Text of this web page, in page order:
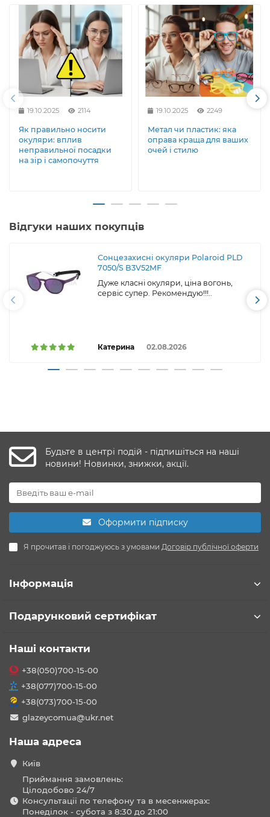
19.10.2025 2114
Як правильно носити
окуляри: вплив
неправильної посадки
на зір і самопочуття
19.10.2025 2249
Метал чи пластик: яка
оправа краща для ваших
очей і стилю
Відгуки наших покупців
Сонцезахисні окуляри Polaroid PLD
7050/S B3V52MF
Дуже класні окуляри, ціна вогонь,
сервіс супер. Рекомендую!!!..
Катерина 02.08.2026
Будьте в центрі подій - підпишіться на наші
новини! Новинки, знижки, акції.
Оформити підписку
Я прочитав і погоджуюсь з умовами Договір публічної оферти
Інформація
Подарунковий сертифікат
Наші контакти
+38(050)700-15-00
+38(077)700-15-00
+38(073)700-15-00
glazeycomua@ukr.net
Наша адреса
Київ
Приймання замовлень:
Цілодобово 24/7
Консультації по телефону та в месенжерах:
Понеділок - субота з 8:30 до 21:00